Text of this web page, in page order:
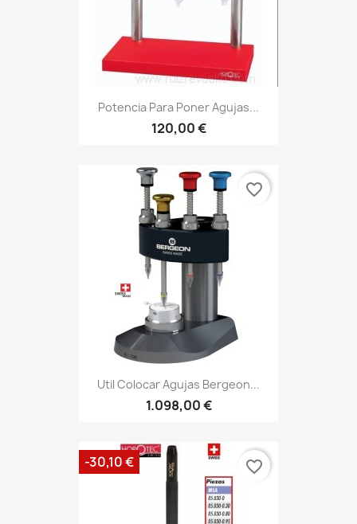
Potencia Para Poner Agujas...
120,00 €
Util Colocar Agujas Bergeon...
1.098,00 €
favorite_border
-30,10 € favorite_border